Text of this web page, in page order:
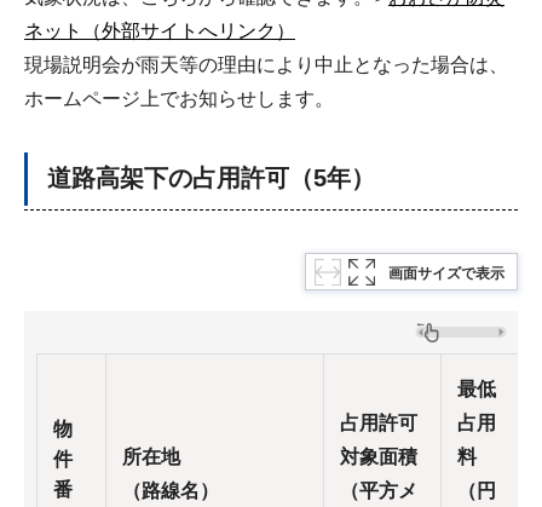
ネット（外部サイトへリンク）
現場説明会が雨天等の理由により中止となった場合は、
ホームページ上でお知らせします。
道路高架下の占用許可（5年）
画面サイズで表示
物
件
番
所在地
（路線名）
占用許可
対象面積
（平方メ
最低
占用
料
（円